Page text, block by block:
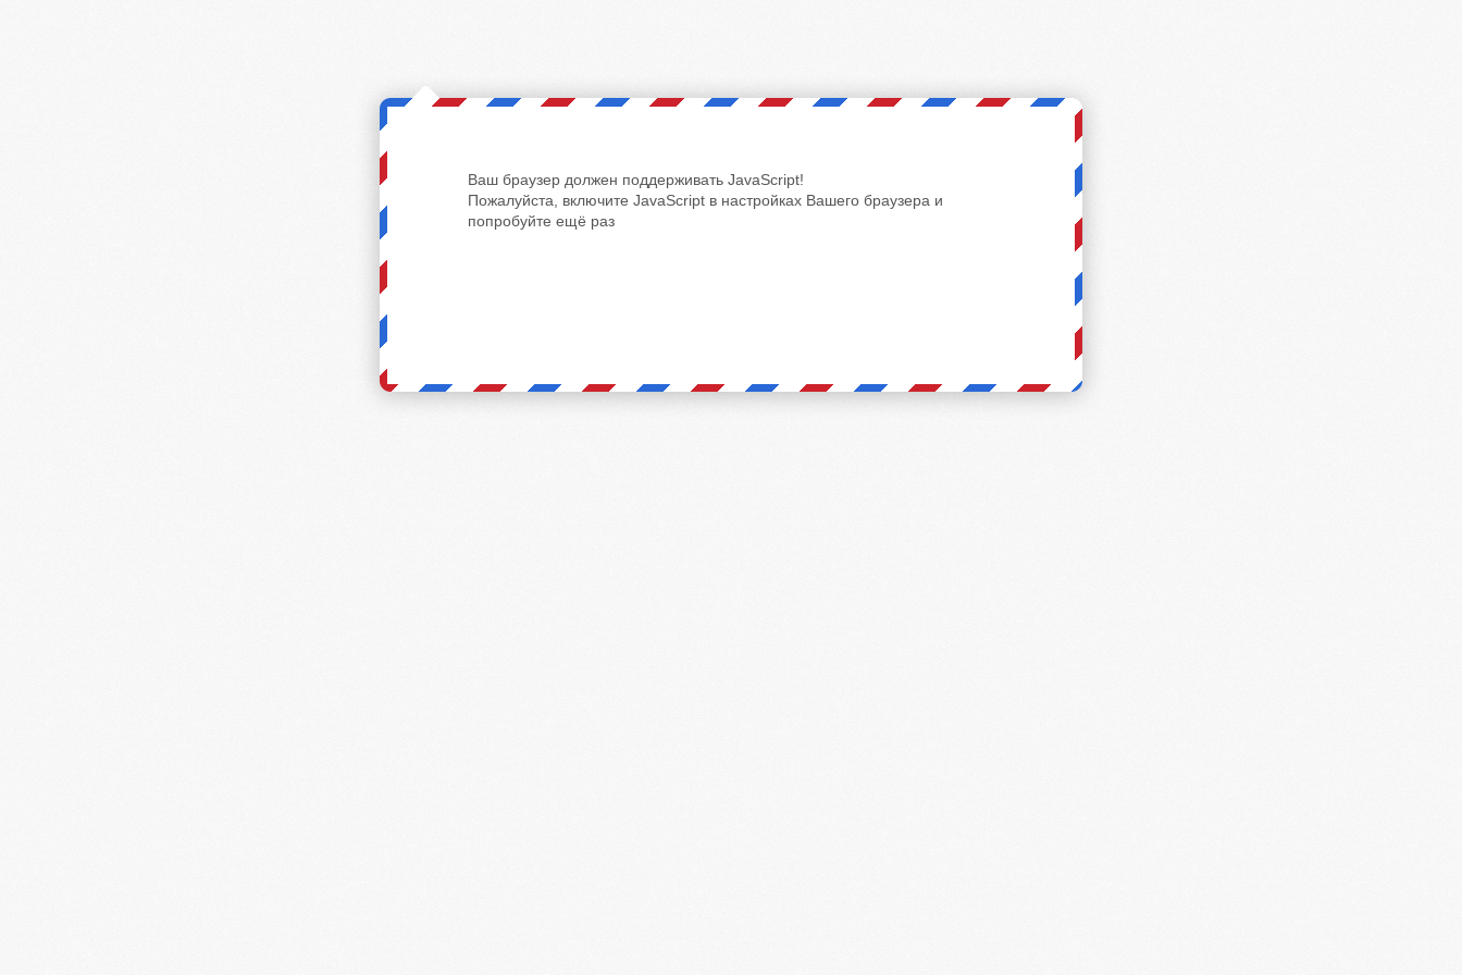
Ваш браузер должен поддерживать JavaScript!
Пожалуйста, включите JavaScript в настройках Вашего браузера и
попробуйте ещё раз